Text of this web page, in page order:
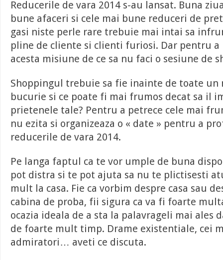
Reducerile de vara 2014 s-au lansat. Buna
bune afaceri si cele mai bune reduceri de
gasi niste perle rare trebuie mai intai sa
pline de cliente si clienti furiosi. Dar pentru a
acesta misiune de ce sa nu faci o sesiune de
Shoppingul trebuie sa fie inainte de toate un
bucurie si ce poate fi mai frumos decat sa il
prietenele tale? Pentru a petrece cele mai
nu ezita si organizeaza o « date » pentru a
reducerile de vara 2014.
Pe langa faptul ca te vor umple de buna
pot distra si te pot ajuta sa nu te plictisesti
mult la casa. Fie ca vorbim despre casa sau
cabina de proba, fii sigura ca va fi foarte
ocazia ideala de a sta la palavrageli mai ales
de foarte mult timp. Drame existentiale, cei
admiratori… aveti ce discuta.